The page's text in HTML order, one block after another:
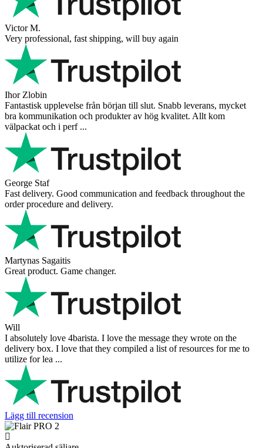
Victor M.
Very professional, fast shipping, will buy again
Ihor Zlobin
Fantastisk upplevelse från början till slut. Snabb leverans, mycket
bra kommunikation och produkter av hög kvalitet. Allt kom
välpackat och i perf ...
George Staf
Fast delivery. Good communication and feedback throughout the
order procedure and delivery.
Martynas Sagaitis
Great product. Game changer.
Will
I absolutely love 4barista. I love the message they wrote on the
delivery box. I love that they compiled a list of resources for me to
utilize for lea ...
Lägg till recension